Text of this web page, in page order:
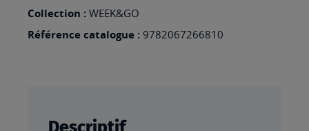
Collection : WEEK&GO
Référence catalogue : 9782067266810